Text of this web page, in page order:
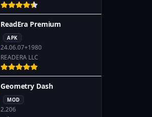
ReadEra Premium
APK
24.06.07+1980
READERA LLC
Geometry Dash
MOD
2.206